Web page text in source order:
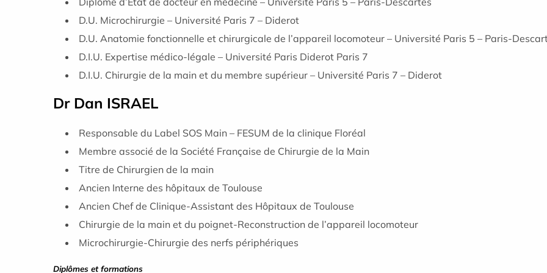
D.U. Microchirurgie – Université Paris 7 – Diderot
D.U. Anatomie fonctionnelle et chirurgicale de l’appareil locomoteur – Université Paris 5 – Paris-
D.I.U. Expertise médico-légale – Université Paris Diderot Paris 7
D.I.U. Chirurgie de la main et du membre supérieur – Université Paris 7 – Diderot
Dr Dan ISRAEL
Responsable du Label SOS Main – FESUM de la clinique Floréal
Membre associé de la Société Française de Chirurgie de la Main
Titre de Chirurgien de la main
Ancien Interne des hôpitaux de Toulouse
Ancien Chef de Clinique-Assistant des Hôpitaux de Toulouse
Chirurgie de la main et du poignet-Reconstruction de l’appareil locomoteur
Microchirurgie-Chirurgie des nerfs périphériques
Diplômes et formations